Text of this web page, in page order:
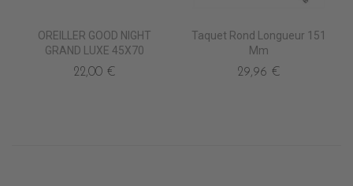
OREILLER GOOD NIGHT
GRAND LUXE 45X70
22,00 €
Taquet Rond Longueur 151
Mm
29,96 €